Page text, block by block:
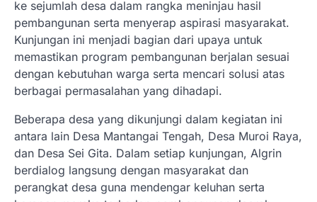
ke sejumlah desa dalam rangka meninjau hasil
pembangunan serta menyerap aspirasi masyarakat.
Kunjungan ini menjadi bagian dari upaya untuk
memastikan program pembangunan berjalan sesuai
dengan kebutuhan warga serta mencari solusi atas
berbagai permasalahan yang dihadapi.
Beberapa desa yang dikunjungi dalam kegiatan ini
antara lain Desa Mantangai Tengah, Desa Muroi Raya,
dan Desa Sei Gita. Dalam setiap kunjungan, Algrin
berdialog langsung dengan masyarakat dan
perangkat desa guna mendengar keluhan serta